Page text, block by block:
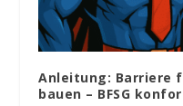
Anleitung: Barriere
bauen – BFSG